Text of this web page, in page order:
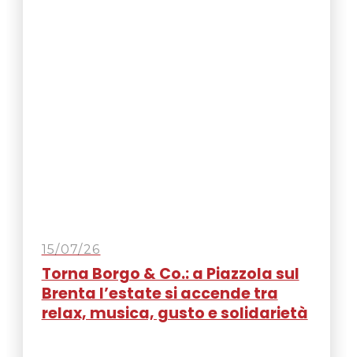
15/07/26
Torna Borgo & Co.: a Piazzola sul
Brenta l’estate si accende tra
relax, musica, gusto e solidarietà